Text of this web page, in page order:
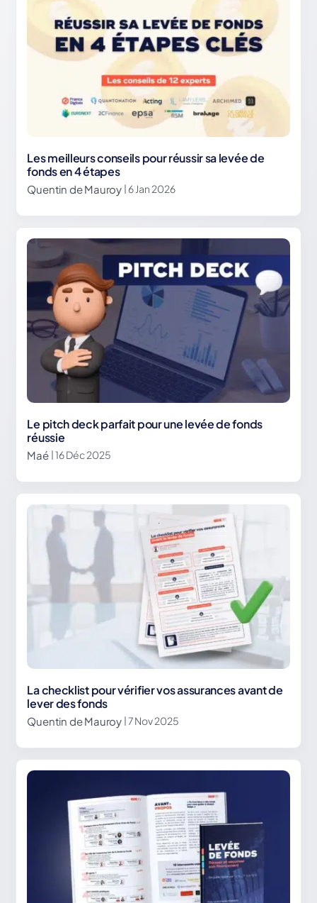
Les meilleurs conseils pour réussir sa levée de
fonds en 4 étapes
Quentin de Mauroy | 6 Jan 2026
Le pitch deck parfait pour une levée de fonds
réussie
Maé | 16 Déc 2025
La checklist pour vérifier vos assurances avant de
lever des fonds
Quentin de Mauroy | 7 Nov 2025